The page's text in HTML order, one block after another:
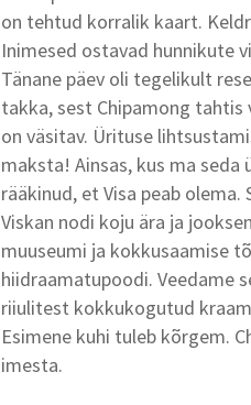
on tehtud korralik kaart.
Inimesed ostavad hunnikute
Tänane päev oli tegelikult
takka, sest Chipamong tahtis
on väsitav. Ürituse
maksta! Ainsas, kus ma seda
rääkinud, et Visa peab
Viskan nodi koju ära ja
muuseumi ja kokkusaamise
hiidraamatupoodi. Veedame
riiulitest kokkukogutud kraam
Esimene kuhi tuleb kõrgem.
imesta.